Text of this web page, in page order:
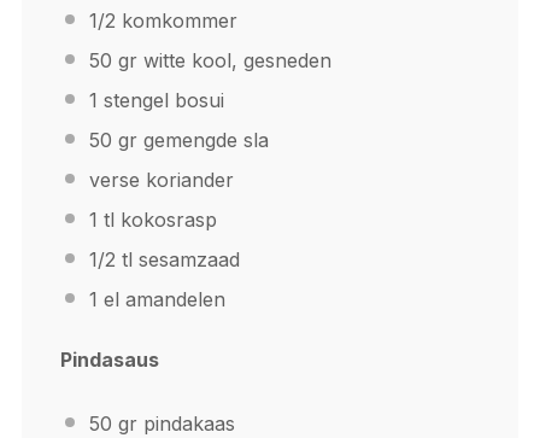
1/2 komkommer
50 gr witte kool, gesneden
1 stengel bosui
50 gr gemengde sla
verse koriander
1 tl kokosrasp
1/2 tl sesamzaad
1 el amandelen
Pindasaus
50 gr pindakaas